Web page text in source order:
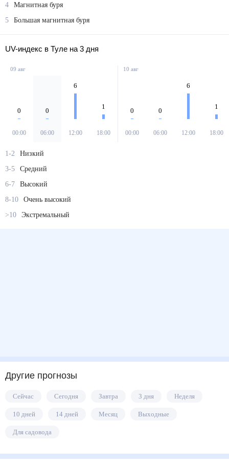
4
Магнитная буря
5
Большая магнитная буря
UV-индекс в Туле на 3 дня
09 авг
0
00:00
0
06:00
6
12:00
1
18:00
10 авг
0
00:00
0
06:00
6
12:00
1
18:00
1-2
Низкий
3-5
Средний
6-7
Высокий
8-10
Очень высокий
>10
Экстремальный
Другие прогнозы
Сейчас Сегодня Завтра 3 дня Неделя
10 дней 14 дней Месяц Выходные
Для садовода